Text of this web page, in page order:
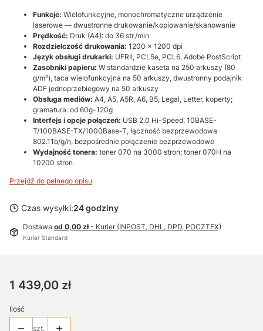
Funkcje: Wielofunkcyjne, monochromatyczne urządzenie
laserowe — dwustronne drukowanie/kopiowanie/skanowanie
Prędkość: Druk (A4): do 36 str./min
Rozdzielczość drukowania: 1200 × 1200 dpi
Język obsługi drukarki: UFRII, PCL5e, PCL6, Adobe PostScript
Zasobniki papieru: W standardzie kaseta na 250 arkuszy (80
g/m²), taca wielofunkcyjna na 50 arkuszy, dwustronny podajnik
ADF jednoprzebiegowy na 50 arkuszy
Obsługa mediów: A4, A5, A5R, A6, B5, Legal, Letter, koperty;
gramatura: od 60g-120g
Interfejs i opcje połączeń: USB 2.0 Hi-Speed, 10BASE-
T/100BASE-TX/1000Base-T, łączność bezprzewodowa
802.11b/g/n, bezpośrednie połączenie bezprzewodowe
Wydajność tonera: toner 070 na 3000 stron; toner 070H na
10200 stron
Przejdź do pełnego opisu
Czas wysyłki:24 godziny
Dostawa od 0,00 zł- Kurier (INPOST, DHL, DPD, POCZTEX)
Kurier Standard
Cena
1 439,00 zł
Ilość
szt.